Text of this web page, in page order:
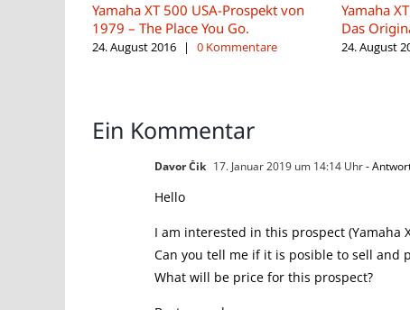
Yamaha XT 500 USA-Prospekt von
1979 – The Place You Go.
24. August 2016 | 0 Kommentare
Yamaha
Das
24. August
Ein Kommentar
Davor Čik 17. Januar 2019 um 14:14 Uhr-
Hello
I am interested in this prospect (Yamaha
Can you tell me if it is posible to sell and
What will be price for this prospect?